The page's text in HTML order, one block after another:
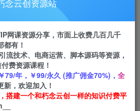
APP下载
GO
正文
最新无操作一键生成小和尚
念云创资源站
网课资源分享，市面上收费几百几千
都有！
流技术、电商运营、脚本源码等资源，
费资源课程！
￥79/年，￥99/永久 (推广佣金70%)， 全
新，欢迎加入！
搭建一个和朽念云创一样的知识付费平